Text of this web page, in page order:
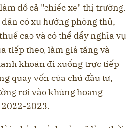
đổ cả "chiếc xe" thị trường.
có xu hướng phòng thủ,
cao và có thể đẩy nghĩa vụ
tiếp theo, làm giá tăng và
khoản đi xuống trực tiếp
quay vốn của chủ đầu tư,
rơi vào khủng hoảng
2023.